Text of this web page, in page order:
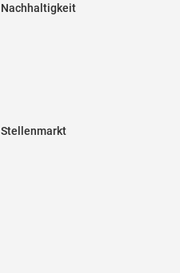
Nachhaltigkeit
Stellenmarkt